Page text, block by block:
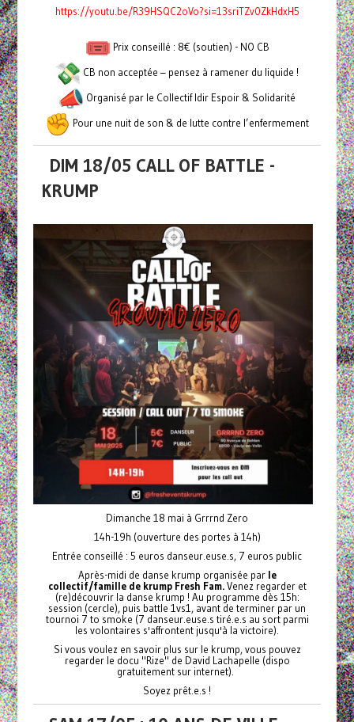
https://youtu.be/R39HSQC2oVo?si=13sriTZv0ZkHdxH5
Prix conseillé : 8€ (soutien) - NO CB
CB non acceptée – pensez à ramener du liquide !
Organisé par le Collectif Idir Espoir & Solidarité
Pour une nuit de son & de lutte contre l’enfermement
DIM 18/05 CALL OF BATTLE -
KRUMP
Dimanche 18 mai à Grrrnd Zero
14h-19h (ouverture des portes à 14h)
Entrée conseillé : 5 euros danseur.euse.s, 7 euros public
Après-midi de danse krump organisée par le
collectif/famille de krump Fresh Fam.Venez regarder et
(re)découvrir la danse krump ! Au programme dès 15h:
session (cercle), puis battle 1vs1, avant de terminer par un
tournoi 7 to smoke (7 danseur.euse.s tiré.e.s au sort parmi
les volontaires s'affrontent jusqu'à la victoire).
Si vous voulez en savoir plus sur le krump, vous pouvez
regarder le docu "Rize" de David Lachapelle (dispo
gratuitement sur internet).
Soyez prêt.e.s !